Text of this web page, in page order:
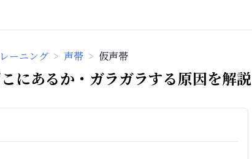
ーニング > 声帯 > 仮声帯
にあるか・ガラガラする原因を解説